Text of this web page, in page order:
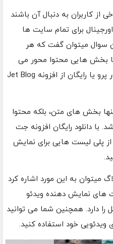
کاربران به دنبال آن باشند
برای تمام سایت ها
سوال میتوان گفت که هر
بخش هایی محتوا محور می
باشد میتواند در کنار افزونه المنتور پرو یا رایگان از افزونه Jet Blog
بخش های متن، بلکه محتوا
با دانلود رایگان افزونه جت
از پلی لیست هایی برای نمایش
میتوان به این مورد اشاره کرد
های نمایش دهنده ویدئو
را دارد. همچنین شما می توانید
ویدئویی خود استفاده کنید.